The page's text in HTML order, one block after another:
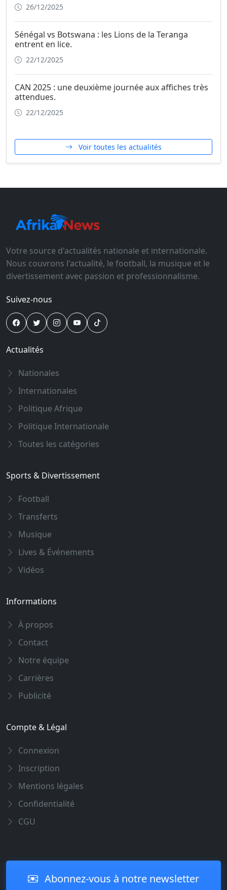
26/12/2025
Sénégal vs Botswana : les Lions de la Teranga
entrent en lice.
22/12/2025
CAN 2025 : une deuxième journée aux affiches très
attendues.
22/12/2025
Voir toutes les actualités
Votre source d'actualités nationale et internationale.
Nous couvrons l'actualité, le football, la musique et le
divertissement avec passion et professionnalisme.
Suivez-nous
Actualités
Nationales
Internationales
Politique Afrique
Politique Internationale
Toutes les catégories
Sports & Divertissement
Football
Transferts
Musique
Lives & Événements
Vidéos
Informations
À propos
Contact
Notre équipe
Carrières
Publicité
Compte & Légal
Connexion
Inscription
Mentions légales
Confidentialité
CGU
Abonnez-vous à notre newsletter